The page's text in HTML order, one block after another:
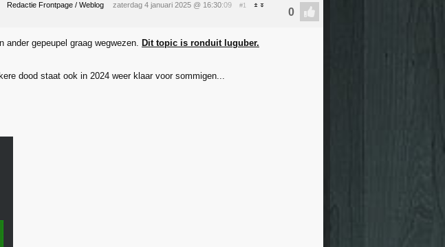
Redactie Frontpage / Weblog zaterdag 4 januari 2025 @ 16:30:09 #1
ander gepeupel graag wegwezen. Dit topic is ronduit luguber.
dood staat ook in 2024 weer klaar voor sommigen...